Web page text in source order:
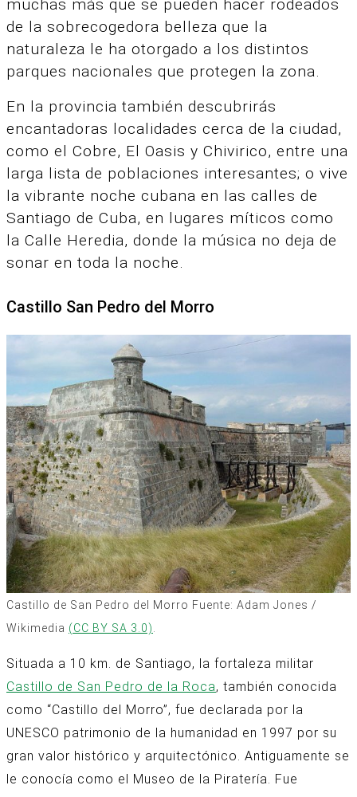
muchas más que se pueden hacer rodeados
de la sobrecogedora belleza que la
naturaleza le ha otorgado a los distintos
parques nacionales que protegen la zona.
En la provincia también descubrirás
encantadoras localidades cerca de la ciudad,
como el Cobre, El Oasis y Chivirico, entre una
larga lista de poblaciones interesantes; o vive
la vibrante noche cubana en las calles de
Santiago de Cuba, en lugares míticos como
la Calle Heredia, donde la música no deja de
sonar en toda la noche.
Castillo San Pedro del Morro
Castillo de San Pedro del Morro Fuente: Adam Jones /
Wikimedia (CC BY SA 3.0).
Situada a 10 km. de Santiago, la fortaleza militar
Castillo de San Pedro de la Roca, también conocida
como “Castillo del Morro”, fue declarada por la
UNESCO patrimonio de la humanidad en 1997 por su
gran valor histórico y arquitectónico. Antiguamente se
le conocía como el Museo de la Piratería. Fue